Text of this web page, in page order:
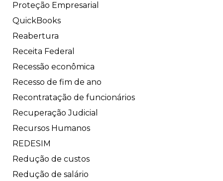
Proteção Empresarial
QuickBooks
Reabertura
Receita Federal
Recessão econômica
Recesso de fim de ano
Recontratação de funcionários
Recuperação Judicial
Recursos Humanos
REDESIM
Redução de custos
Redução de salário